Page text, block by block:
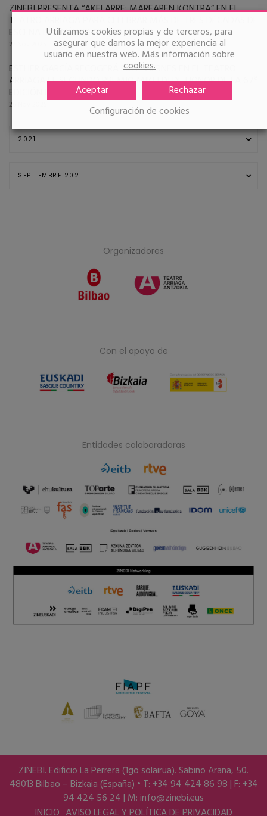
ZINEBI PRESENTA “AKELARRE: MAREAREN KONTRA” EN EL
TEATRO ARRIAGA PARA CELEBRAR MÁS DE TRES DÉCADAS DE
ESCENA DEL MÍTICO GRUPO VASCO
27 Nov 2025
ESTHER GARCÍA RECOGERÁ ESTE VIERNES EN EL TEATRO
ARRIAGA EL SEGUNDO PREMIO MIKELDI DE HONOR DE LA 67ª
EDICIÓN DE ZINEBI
26 Nov 2025
Organizadores
Con el apoyo de
Entidades colaboradoras
ZINEBI. Edificio La Perrera (1go solairua). Sabino Arana, 50.
48013 Bilbao – Bizkaia (España) • T: +34 94 424 86 98 | F: +34
94 424 56 24 | M:info@zinebi.eus
Utilizamos cookies propias y de terceros, para
asegurar que damos la mejor experiencia al
usuario en nuestra web.Más información sobre
cookies.
Aceptar
Rechazar
Configuración de cookies